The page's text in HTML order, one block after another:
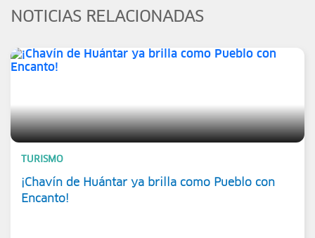
NOTICIAS RELACIONADAS
TURISMO
¡Chavín de Huántar ya brilla como Pueblo con
Encanto!